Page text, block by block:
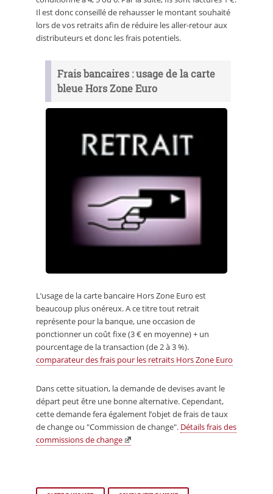
Il est donc conseillé de rehausser le montant souhaité
lors de vos retraits afin de réduire les aller-retour aux
distributeurs et donc les frais potentiels.
Frais bancaires : usage de la carte
bleue Hors Zone Euro
L’usage de la carte bancaire Hors Zone Euro est
beaucoup plus onéreux. A ce titre tout retrait
représente pour la banque, une occasion de
ponctionner un coût fixe (3 € en moyenne) + un
pourcentage de la transaction (de 2 à 3 %).
comparateur des frais pour les retraits Hors Zone Euro
Dans cette situation, la demande de devises avant le
départ peut être une bonne alternative. Cependant,
cette demande fera également l’objet de frais de taux
de change ou "Commission de change". Détails frais des
commissions de change